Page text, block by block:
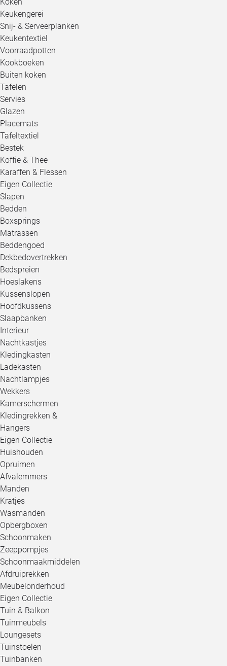
Keukengerei
Snij- & Serveerplanken
Keukentextiel
Voorraadpotten
Kookboeken
Buiten koken
Tafelen
Servies
Glazen
Placemats
Tafeltextiel
Bestek
Koffie & Thee
Karaffen & Flessen
Eigen Collectie
Slapen
Bedden
Boxsprings
Matrassen
Beddengoed
Dekbedovertrekken
Bedspreien
Hoeslakens
Kussenslopen
Hoofdkussens
Slaapbanken
Interieur
Nachtkastjes
Kledingkasten
Ladekasten
Nachtlampjes
Wekkers
Kamerschermen
Kledingrekken &
Hangers
Eigen Collectie
Huishouden
Opruimen
Afvalemmers
Manden
Kratjes
Wasmanden
Opbergboxen
Schoonmaken
Zeeppompjes
Schoonmaakmiddelen
Afdruiprekken
Meubelonderhoud
Eigen Collectie
Tuin & Balkon
Tuinmeubels
Loungesets
Tuinstoelen
Tuinbanken